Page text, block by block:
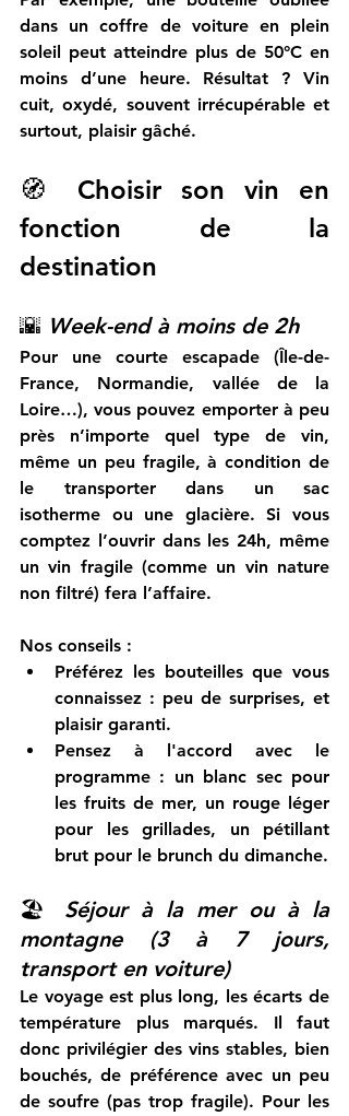
dans un coffre de voiture en plein
soleil peut atteindre plus de 50°C en
moins d’une heure. Résultat ? Vin
cuit, oxydé, souvent irrécupérable et
surtout, plaisir gâché.
🧭 Choisir son vin en
fonction de la
destination
🌇 Week-end à moins de 2h
Pour une courte escapade (Île-de-
France, Normandie, vallée de la
Loire…), vous pouvez emporter à peu
près n’importe quel type de vin,
même un peu fragile, à condition de
le transporter dans un sac
isotherme ou une glacière. Si vous
comptez l’ouvrir dans les 24h, même
un vin fragile (comme un vin nature
non filtré) fera l’affaire.
Nos conseils :
Préférez les bouteilles que vous
connaissez : peu de surprises, et
plaisir garanti.
Pensez à l'accord avec le
programme : un blanc sec pour
les fruits de mer, un rouge léger
pour les grillades, un pétillant
brut pour le brunch du dimanche.
🏖️ Séjour à la mer ou à la
montagne (3 à 7 jours,
transport en voiture)
Le voyage est plus long, les écarts de
température plus marqués. Il faut
donc privilégier des vins stables, bien
bouchés, de préférence avec un peu
de soufre (pas trop fragile). Pour les